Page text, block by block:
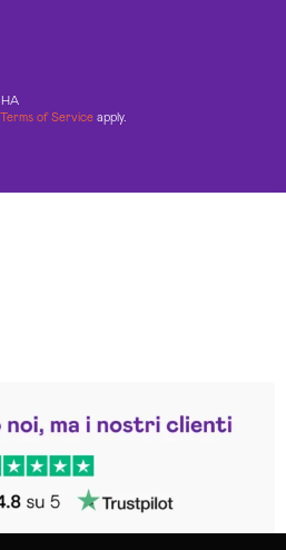
Terms of Service apply.